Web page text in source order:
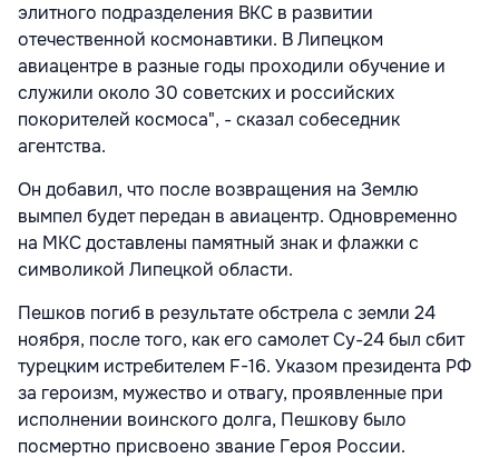
элитного подразделения ВКС в развитии
отечественной космонавтики. В Липецком
авиацентре в разные годы проходили обучение и
служили около 30 советских и российских
покорителей космоса", - сказал собеседник
агентства.
Он добавил, что после возвращения на Землю
вымпел будет передан в авиацентр. Одновременно
на МКС доставлены памятный знак и флажки с
символикой Липецкой области.
Пешков погиб в результате обстрела с земли 24
ноября, после того, как его самолет Су-24 был сбит
турецким истребителем F-16. Указом президента РФ
за героизм, мужество и отвагу, проявленные при
исполнении воинского долга, Пешкову было
посмертно присвоено звание Героя России.